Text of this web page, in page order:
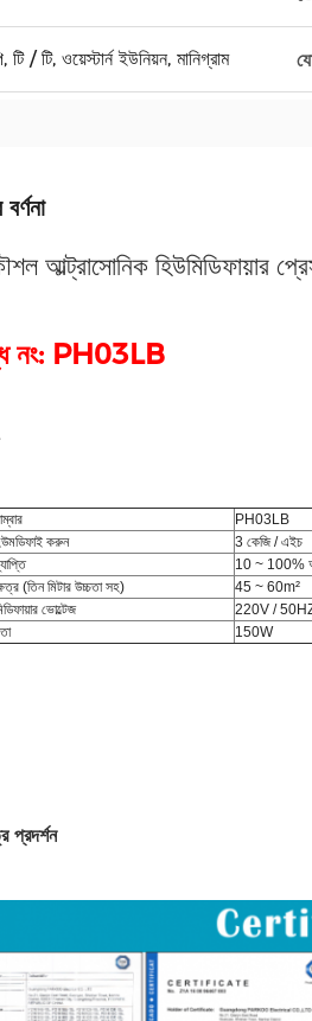
/ টি, ওয়েস্টার্ন ইউনিয়ন, মানিগ্রাম
আল্ট্রাসোনিক হিউমিডিফায়ার
নং: PH03LB
PH03LB
করুন
3 কেজি / এইচ
10 ~ 100%
(তিন মিটার উচ্চতা সহ)
45 ~ 60m²
ভোল্টেজ
220V /
150W
প্রদর্শন